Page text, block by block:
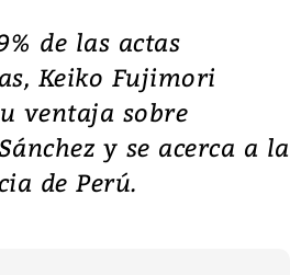
de las actas
Keiko Fujimori
ventaja sobre
y se acerca a la
de Perú.